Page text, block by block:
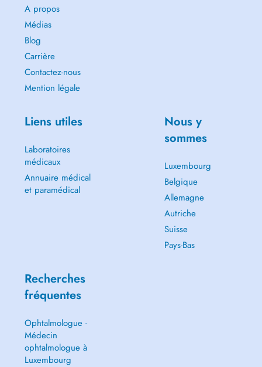
A propos
Médias
Blog
Carrière
Contactez-nous
Mention légale
Liens utiles
Laboratoires
médicaux
Annuaire médical
et paramédical
Nous y
sommes
Luxembourg
Belgique
Allemagne
Autriche
Suisse
Pays-Bas
Recherches
fréquentes
Ophtalmologue -
Médecin
ophtalmologue à
Luxembourg